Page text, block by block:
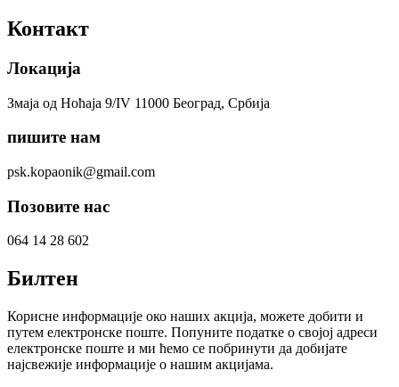
Контакт
Локација
Змаја од Ноћаја 9/IV 11000 Београд, Србија
пишите нам
psk.kopaonik@gmail.com
Позовите нас
064 14 28 602
Билтен
Корисне информације око наших акција, можете добити и
путем електронске поште. Попуните податке о својој адреси
електронске поште и ми ћемо се побринути да добијате
најсвежије информације о нашим акцијама.